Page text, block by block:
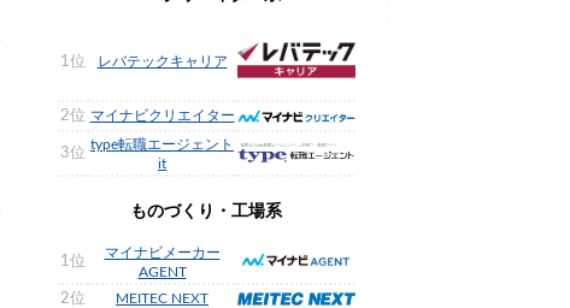
1位 レバテックキャリア
2位 マイナビクリエイター
3位
type転職エージェント
it
ものづくり・工場系
1位
マイナビメーカー
AGENT
2位 MEITEC NEXT